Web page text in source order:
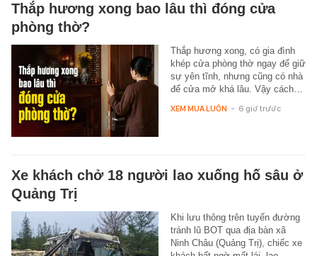
Thắp hương xong bao lâu thì đóng cửa
phòng thờ?
Thắp hương xong, có gia đình
khép cửa phòng thờ ngay để giữ
sự yên tĩnh, nhưng cũng có nhà
để cửa mở khá lâu. Vậy cách…
XEM MUA LUÔN - 6 giờ trước
Xe khách chở 18 người lao xuống hố sâu ở
Quảng Trị
Khi lưu thông trên tuyến đường
tránh lũ BOT qua địa bàn xã
Ninh Châu (Quảng Trị), chiếc xe